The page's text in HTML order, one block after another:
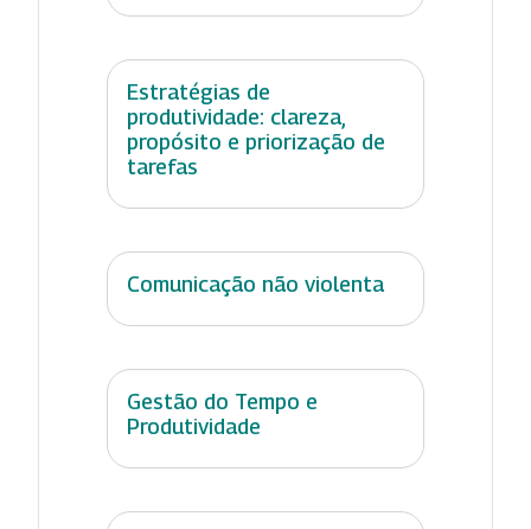
Estratégias de
produtividade: clareza,
propósito e priorização de
tarefas
Comunicação não violenta
Gestão do Tempo e
Produtividade